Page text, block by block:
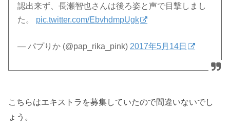
認出来ず、長瀬智也さんは後ろ姿と声で目撃しまし
た。 pic.twitter.com/EbvhdmpUgk
— パプりか (@pap_rika_pink) 2017年5月14日
こちらはエキストラを募集していたので間違いないでし
ょう。